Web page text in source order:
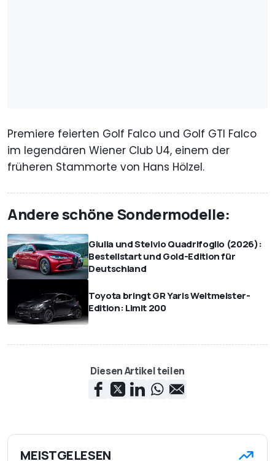
Premiere feierten Golf Falco und Golf GTI Falco
im legendären Wiener Club U4, einem der
früheren Stammorte von Hans Hölzel.
Andere schöne Sondermodelle:
Giulia und Stelvio Quadrifoglio (2026):
Bestellstart und Gold-Edition für
Deutschland
Toyota bringt GR Yaris Weltmeister-
Edition: Limit 200
Diesen Artikel teilen
MEISTGELESEN